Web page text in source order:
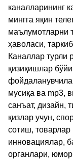
каналларининг
мингга яқин
маълумотларни
ҳаволаси,
Каналлар турли
қизиқишлар
мусиқа ва mp3,
санъат, дизайн,
қизлар учун,
сотиш, товарлар
инновациялар,
органлари,